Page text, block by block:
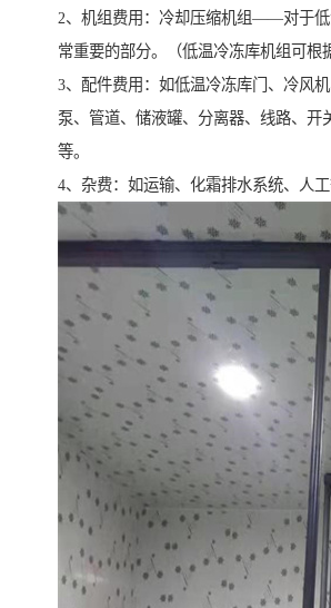
2、机组费用：冷却压缩机组——对于
常重要的部分。（低温冷冻库机组可根
3、配件费用：如低温冷冻库门、冷风
泵、管道、储液罐、分离器、线路、
等。
4、杂费：如运输、化霜排水系统、人工